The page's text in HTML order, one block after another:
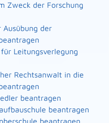
Zweck der Forschung
Ausübung der
Leitungsverlegung
Rechtsanwalt in die
beantragen
beantragen
beantragen